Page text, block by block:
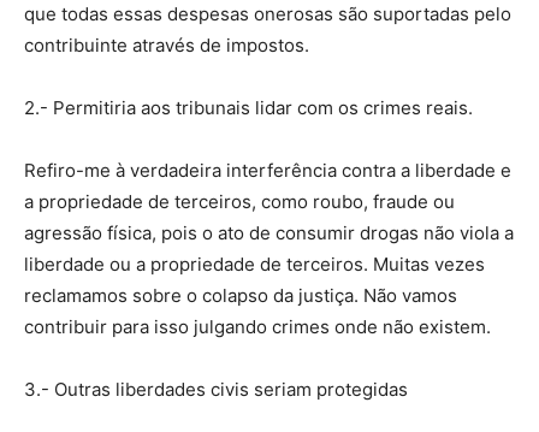
que todas essas despesas onerosas são suportadas pelo
contribuinte através de impostos.
2.- Permitiria aos tribunais lidar com os crimes reais.
Refiro-me à verdadeira interferência contra a liberdade e
a propriedade de terceiros, como roubo, fraude ou
agressão física, pois o ato de consumir drogas não viola a
liberdade ou a propriedade de terceiros. Muitas vezes
reclamamos sobre o colapso da justiça. Não vamos
contribuir para isso julgando crimes onde não existem.
3.- Outras liberdades civis seriam protegidas